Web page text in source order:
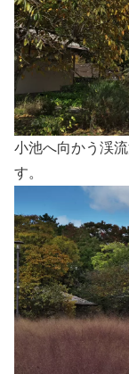
小池へ向かう渓
す。